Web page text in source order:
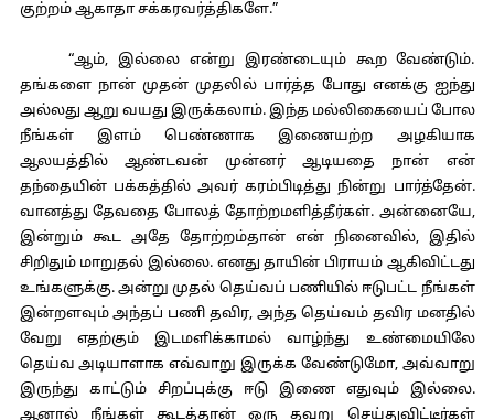
குற்றம் ஆகாதா சக்கரவர்த்திகளே.”
“ஆம், இல்லை என்று இரண்டையும் கூற வேண்டும்.
தங்களை நான் முதன் முதலில் பார்த்த போது எனக்கு ஐந்து
அல்லது ஆறு வயது இருக்கலாம். இந்த மல்லிகையைப் போல
நீங்கள் இளம் பெண்ணாக இணையற்ற அழகியாக
ஆலயத்தில் ஆண்டவன் முன்னர் ஆடியதை நான் என்
தந்தையின் பக்கத்தில் அவர் கரம்பிடித்து நின்று பார்த்தேன்.
வானத்து தேவதை போலத் தோற்றமளித்தீர்கள். அன்னையே,
இன்றும் கூட அதே தோற்றம்தான் என் நினைவில், இதில்
சிறிதும் மாறுதல் இல்லை. எனது தாயின் பிராயம் ஆகிவிட்டது
உங்களுக்கு. அன்று முதல் தெய்வப் பணியில் ஈடுபட்ட நீங்கள்
இன்றளவும் அந்தப் பணி தவிர, அந்த தெய்வம் தவிர மனதில்
வேறு எதற்கும் இடமளிக்காமல் வாழ்ந்து உண்மையிலே
தெய்வ அடியாளாக எவ்வாறு இருக்க வேண்டுமோ, அவ்வாறு
இருந்து காட்டும் சிறப்புக்கு ஈடு இணை எதுவும் இல்லை.
ஆனால் நீங்கள் கூடத்தான் ஒரு தவறு செய்துவிட்டீர்கள்